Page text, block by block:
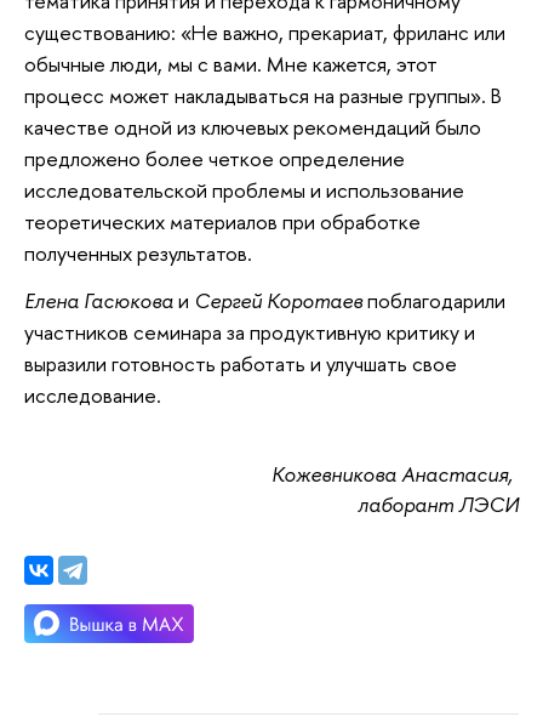
существованию: «Не важно, прекариат, фриланс или
обычные люди, мы с вами. Мне кажется, этот
процесс может накладываться на разные группы». В
качестве одной из ключевых рекомендаций было
предложено более четкое определение
исследовательской проблемы и использование
теоретических материалов при обработке
полученных результатов.
Елена Гасюковаи Сергей Коротаевпоблагодарили
участников семинара за продуктивную критику и
выразили готовность работать и улучшать свое
исследование.
Кожевникова Анастасия,
лаборант ЛЭСИ